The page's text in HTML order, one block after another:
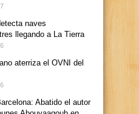
naves
llegando a La Tierra
aterriza el OVNI del
Abatido el autor